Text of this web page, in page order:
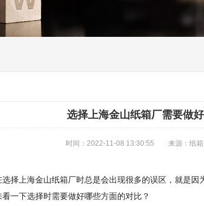
选择上海金山纸箱厂需要做
时间：2022-11-08 13:30:55 来源：纸
择上海金山纸箱厂时总是会出现很多的误区，就是
一下选择时需要做好哪些方面的对比？